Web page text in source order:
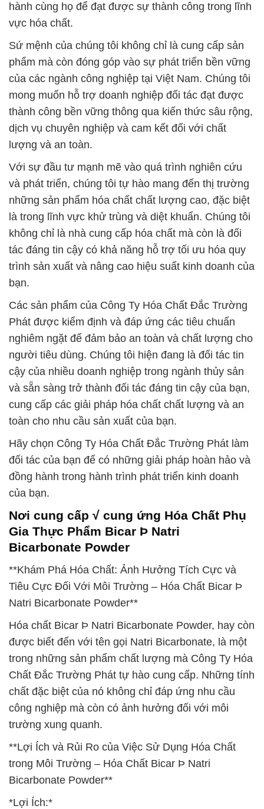
hành cùng họ để đạt được sự thành công trong lĩnh
vực hóa chất.
Sứ mệnh của chúng tôi không chỉ là cung cấp sản
phẩm mà còn đóng góp vào sự phát triển bền vững
của các ngành công nghiệp tại Việt Nam. Chúng tôi
mong muốn hỗ trợ doanh nghiệp đối tác đạt được
thành công bền vững thông qua kiến thức sâu rộng,
dịch vụ chuyên nghiệp và cam kết đối với chất
lượng và an toàn.
Với sự đầu tư mạnh mẽ vào quá trình nghiên cứu
và phát triển, chúng tôi tự hào mang đến thị trường
những sản phẩm hóa chất chất lượng cao, đặc biệt
là trong lĩnh vực khử trùng và diệt khuẩn. Chúng tôi
không chỉ là nhà cung cấp hóa chất mà còn là đối
tác đáng tin cậy có khả năng hỗ trợ tối ưu hóa quy
trình sản xuất và nâng cao hiệu suất kinh doanh của
bạn.
Các sản phẩm của Công Ty Hóa Chất Đắc Trường
Phát được kiểm định và đáp ứng các tiêu chuẩn
nghiêm ngặt để đảm bảo an toàn và chất lượng cho
người tiêu dùng. Chúng tôi hiện đang là đối tác tin
cậy của nhiều doanh nghiệp trong ngành thủy sản
và sẵn sàng trở thành đối tác đáng tin cậy của bạn,
cung cấp các giải pháp hóa chất chất lượng và an
toàn cho nhu cầu sản xuất của bạn.
Hãy chọn Công Ty Hóa Chất Đắc Trường Phát làm
đối tác của bạn để có những giải pháp hoàn hảo và
đồng hành trong hành trình phát triển kinh doanh
của bạn.
Nơi cung cấp √ cung ứng Hóa Chất Phụ
Gia Thực Phẩm Bicar Þ Natri
Bicarbonate Powder
**Khám Phá Hóa Chất: Ảnh Hưởng Tích Cực và
Tiêu Cực Đối Với Môi Trường – Hóa Chất Bicar Þ
Natri Bicarbonate Powder**
Hóa chất Bicar Þ Natri Bicarbonate Powder, hay còn
được biết đến với tên gọi Natri Bicarbonate, là một
trong những sản phẩm chất lượng mà Công Ty Hóa
Chất Đắc Trường Phát tự hào cung cấp. Những tính
chất đặc biệt của nó không chỉ đáp ứng nhu cầu
công nghiệp mà còn có ảnh hưởng đối với môi
trường xung quanh.
**Lợi Ích và Rủi Ro của Việc Sử Dụng Hóa Chất
trong Môi Trường – Hóa Chất Bicar Þ Natri
Bicarbonate Powder**
*Lợi Ích:*